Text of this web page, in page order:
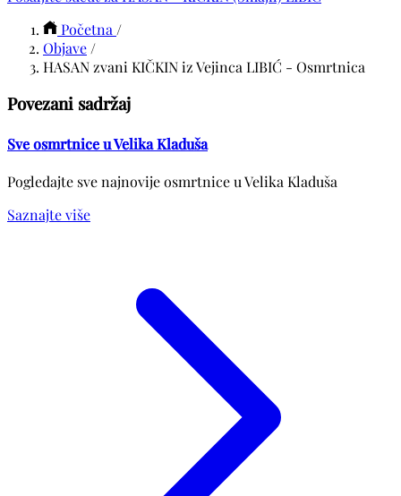
Početna /
Objave /
HASAN zvani KIČKIN iz Vejinca LIBIĆ - Osmrtnica
Povezani sadržaj
Sve osmrtnice u Velika Kladuša
Pogledajte sve najnovije osmrtnice u Velika Kladuša
Saznajte više